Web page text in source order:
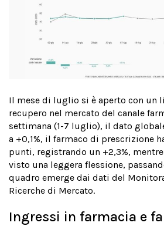
Il mese di luglio si è aperto con un
recupero nel mercato del canale
settimana (1-7 luglio), il dato
a +0,1%, il farmaco di prescrizione
punti, registrando un +2,3%,
visto una leggera flessione,
quadro emerge dai dati del
Ricerche di Mercato.
Ingressi in farmacia e